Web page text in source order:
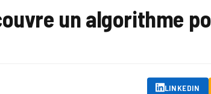
un algorithme
LINKEDIN